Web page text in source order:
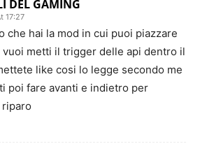
DEL GAMING
17:27
che hai la mod in cui puoi piazzare
metti il trigger delle api dentro il
like cosi lo legge secondo me
poi fare avanti e indietro per